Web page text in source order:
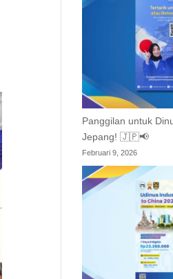
Panggilan untuk
Jepang! 🇯🇵📢
Februari 9, 2026